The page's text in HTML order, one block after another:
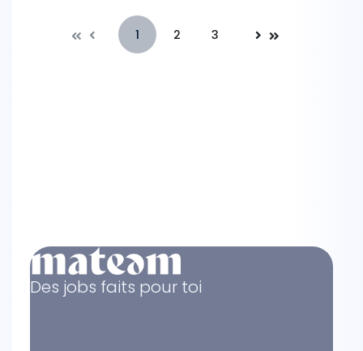
Précédente
1 2 3 Suivante
Des jobs faits pour toi